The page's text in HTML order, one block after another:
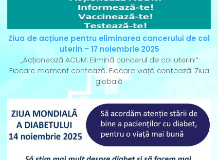
Ziua de acțiune pentru eliminarea cancerului de col
uterin – 17 noiembrie 2025
„Acționează ACUM: Elimină cancerul de col uterin!”
Fiecare moment contează. Fiecare viață contează. Ziua
globală